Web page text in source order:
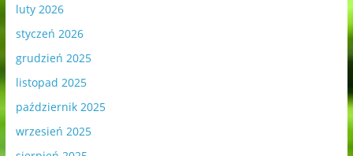
luty 2026
styczeń 2026
grudzień 2025
listopad 2025
październik 2025
wrzesień 2025